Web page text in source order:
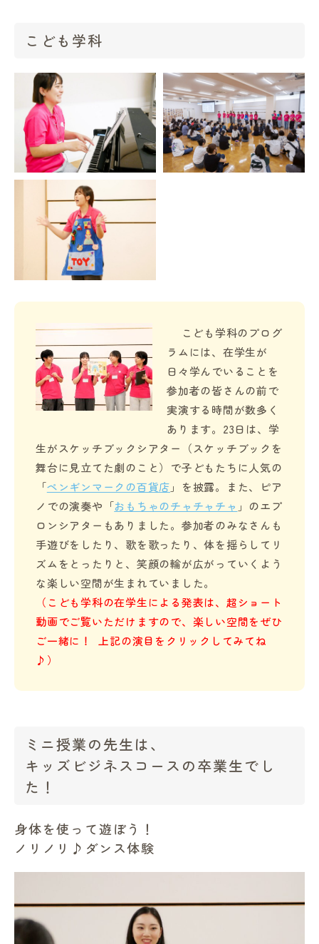
こども学科
こども学科のプログ
ラムには、在学生が
日々学んでいることを
参加者の皆さんの前で
実演する時間が数多く
あります。23日は、学
生がスケッチブックシアター（スケッチブックを
舞台に見立てた劇のこと）で子どもたちに人気の
「ペンギンマークの百貨店 」を披露。また、ピア
ノでの演奏や「おもちゃのチャチャチャ 」のエプ
ロンシアターもありました。参加者のみなさんも
手遊びをしたり、歌を歌ったり、体を揺らしてリ
ズムをとったりと、笑顔の輪が広がっていくよう
な楽しい空間が生まれていました。
（こども学科の在学生による発表は、超ショート
動画でご覧いただけますので、楽しい空間をぜひ
ご一緒に！ 上記の演目をクリックしてみてね
♪）
ミニ授業の先生は、
キッズビジネスコースの卒業生でし
た！
身体を使って遊ぼう！
ノリノリ♪ダンス体験